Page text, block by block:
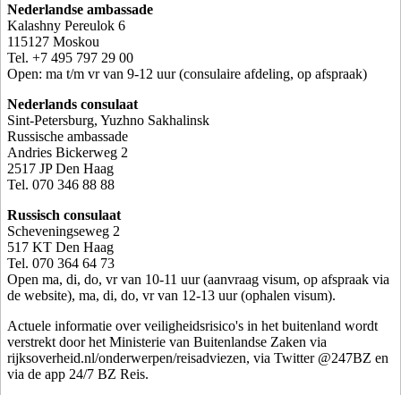
Nederlandse ambassade
Kalashny Pereulok 6
115127 Moskou
Tel. +7 495 797 29 00
Open: ma t/m vr van 9-12 uur (consulaire afdeling, op afspraak)
Nederlands consulaat
Sint-Petersburg, Yuzhno Sakhalinsk
Russische ambassade
Andries Bickerweg 2
2517 JP Den Haag
Tel. 070 346 88 88
Russisch consulaat
Scheveningseweg 2
517 KT Den Haag
Tel. 070 364 64 73
Open ma, di, do, vr van 10-11 uur (aanvraag visum, op afspraak via
de website), ma, di, do, vr van 12-13 uur (ophalen visum).
Actuele informatie over veiligheidsrisico's in het buitenland wordt
verstrekt door het Ministerie van Buitenlandse Zaken via
rijksoverheid.nl/onderwerpen/reisadviezen, via Twitter @247BZ en
via de app 24/7 BZ Reis.